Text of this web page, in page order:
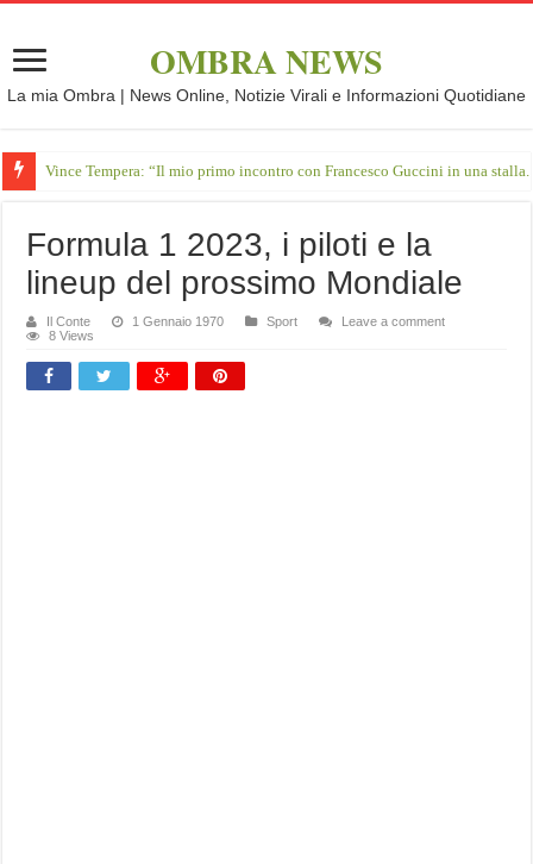
OMBRA NEWS
La mia Ombra | News Online, Notizie Virali e Informazioni Quotidiane
Vince Tempera: “Il mio primo incontro con Francesco Guccini in una
Formula 1 2023, i piloti e la
lineup del prossimo Mondiale
Il Conte 1 Gennaio 1970 Sport
Leave a comment
8 Views